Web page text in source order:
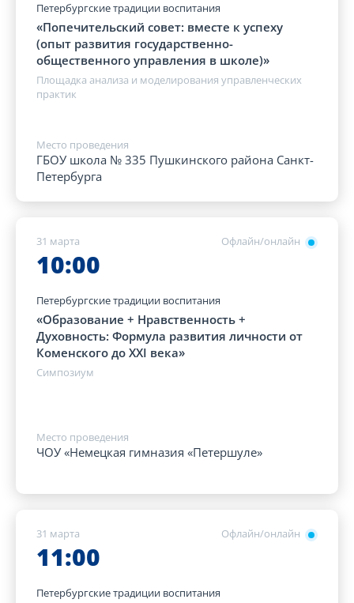
Петербургские традиции воспитания
«Попечительский совет: вместе к успеху
(опыт развития государственно-
общественного управления в школе)»
Площадка анализа и моделирования управленческих
практик
Место проведения
ГБОУ школа № 335 Пушкинского района Санкт-
Петербурга
Офлайн/онлайн
31 марта
10:00
Петербургские традиции воспитания
«Образование + Нравственность +
Духовность: Формула развития личности от
Коменского до XXI века»
Симпозиум
Место проведения
ЧОУ «Немецкая гимназия «Петершуле»
Офлайн/онлайн
31 марта
11:00
Петербургские традиции воспитания